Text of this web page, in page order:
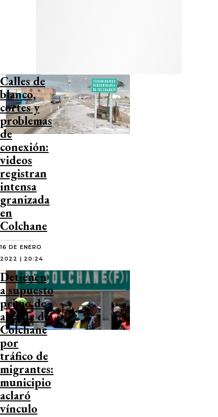
Calles de
blanco,
cortes y
problemas
de
conexión:
videos
registran
intensa
granizada
en
Colchane
16 DE ENERO
2022 | 20:24
Detienen
a supuesto
primo de
alcalde de
Colchane
por
tráfico de
migrantes:
municipio
aclaró
vínculo